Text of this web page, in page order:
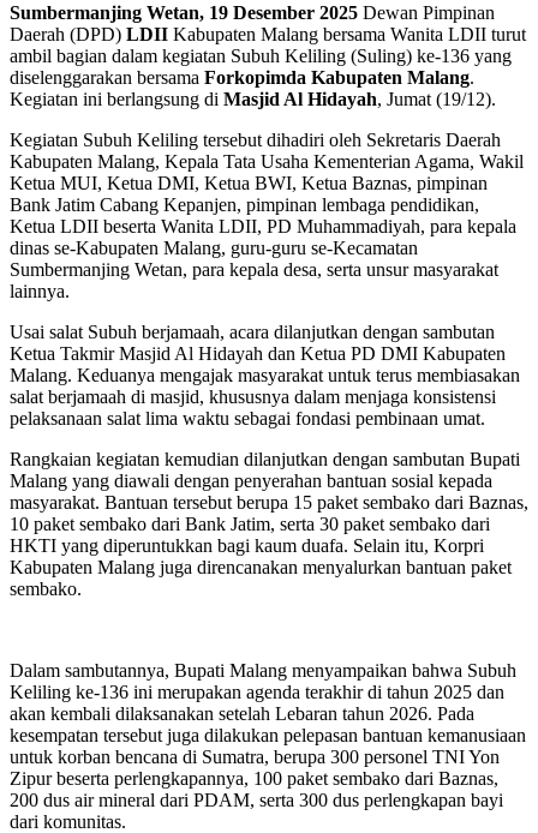
Sumbermanjing Wetan, 19 Desember 2025 Dewan Pimpinan
Daerah (DPD) LDII Kabupaten Malang bersama Wanita LDII turut
ambil bagian dalam kegiatan Subuh Keliling (Suling) ke-136 yang
diselenggarakan bersama Forkopimda Kabupaten Malang.
Kegiatan ini berlangsung di Masjid Al Hidayah, Jumat (19/12).
Kegiatan Subuh Keliling tersebut dihadiri oleh Sekretaris Daerah
Kabupaten Malang, Kepala Tata Usaha Kementerian Agama, Wakil
Ketua MUI, Ketua DMI, Ketua BWI, Ketua Baznas, pimpinan
Bank Jatim Cabang Kepanjen, pimpinan lembaga pendidikan,
Ketua LDII beserta Wanita LDII, PD Muhammadiyah, para kepala
dinas se-Kabupaten Malang, guru-guru se-Kecamatan
Sumbermanjing Wetan, para kepala desa, serta unsur masyarakat
lainnya.
Usai salat Subuh berjamaah, acara dilanjutkan dengan sambutan
Ketua Takmir Masjid Al Hidayah dan Ketua PD DMI Kabupaten
Malang. Keduanya mengajak masyarakat untuk terus membiasakan
salat berjamaah di masjid, khususnya dalam menjaga konsistensi
pelaksanaan salat lima waktu sebagai fondasi pembinaan umat.
Rangkaian kegiatan kemudian dilanjutkan dengan sambutan Bupati
Malang yang diawali dengan penyerahan bantuan sosial kepada
masyarakat. Bantuan tersebut berupa 15 paket sembako dari Baznas,
10 paket sembako dari Bank Jatim, serta 30 paket sembako dari
HKTI yang diperuntukkan bagi kaum duafa. Selain itu, Korpri
Kabupaten Malang juga direncanakan menyalurkan bantuan paket
sembako.
Dalam sambutannya, Bupati Malang menyampaikan bahwa Subuh
Keliling ke-136 ini merupakan agenda terakhir di tahun 2025 dan
akan kembali dilaksanakan setelah Lebaran tahun 2026. Pada
kesempatan tersebut juga dilakukan pelepasan bantuan kemanusiaan
untuk korban bencana di Sumatra, berupa 300 personel TNI Yon
Zipur beserta perlengkapannya, 100 paket sembako dari Baznas,
200 dus air mineral dari PDAM, serta 300 dus perlengkapan bayi
dari komunitas.